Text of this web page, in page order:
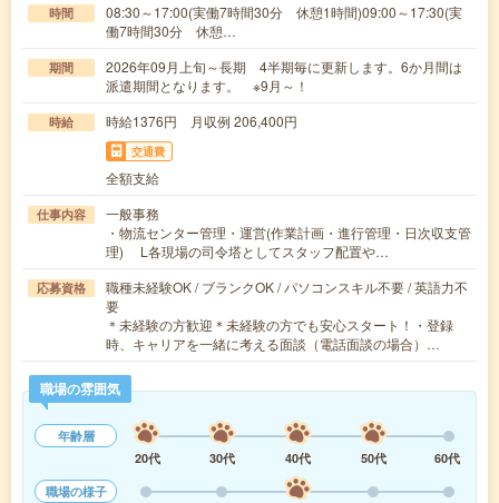
時間
08:30～17:00(実働7時間30分 休憩1時間)09:00～17:30(実
働7時間30分 休憩…
期間
2026年09月上旬～長期 4半期毎に更新します。6か月間は
派遣期間となります。 ※9月～！
時給 時給1376円 月収例 206,400円
交通費
全額支給
仕事内容
一般事務
・物流センター管理・運営(作業計画・進行管理・日次収支管
理) L各現場の司令塔としてスタッフ配置や…
応募資格
職種未経験OK / ブランクOK / パソコンスキル不要 / 英語力不
要
＊未経験の方歓迎＊未経験の方でも安心スタート！・登録
時、キャリアを一緒に考える面談（電話面談の場合）…
職場の雰囲気
年齢層
20代
30代 40代 50代
60代
職場の様子